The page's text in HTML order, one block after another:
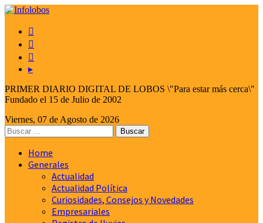



▸
PRIMER DIARIO DIGITAL DE LOBOS \"Para estar más cerca\"
Fundado el 15 de Julio de 2002
Viernes, 07 de Agosto de 2026
Home
Generales
Actualidad
Actualidad Política
Curiosidades, Consejos y Novedades
Empresariales